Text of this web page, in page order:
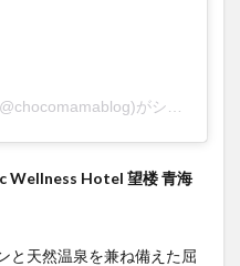
Wellness Hotel 望楼 青海
と天然温泉を兼ね備えた屈